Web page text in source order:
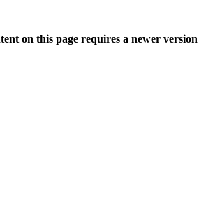
on this page requires a newer